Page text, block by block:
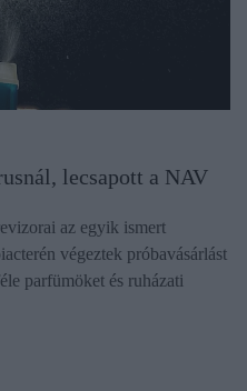
lecsapott a NAV
az egyik ismert
végeztek próbavásárlást
parfümöket és ruházati